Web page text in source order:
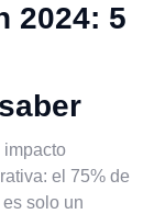
2024: 5
impacto
el 75% de
solo un